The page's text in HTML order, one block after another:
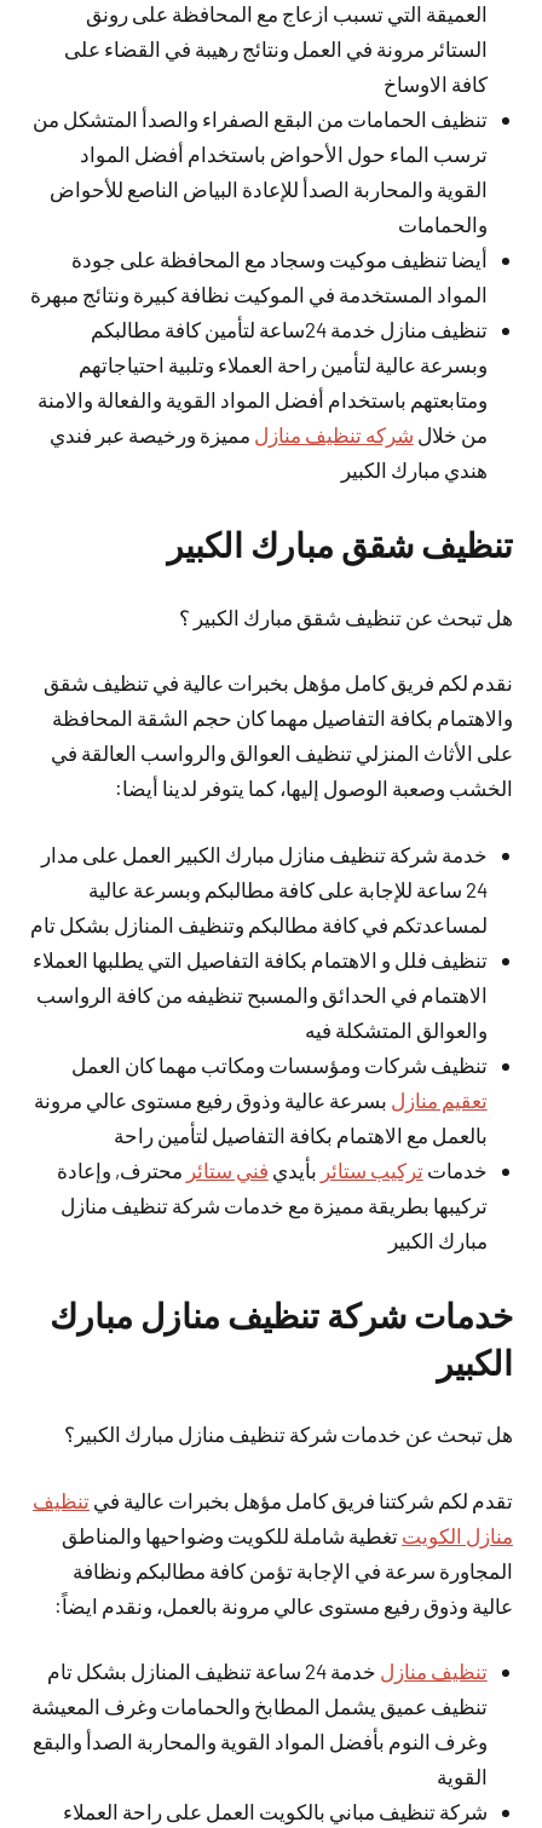
العميقة التي تسبب ازعاج مع المحافظة على رونق
الستائر مرونة في العمل ونتائج رهيبة في القضاء على
كافة الاوساخ
تنظيف الحمامات من البقع الصفراء والصدأ المتشكل من
ترسب الماء حول الأحواض باستخدام أفضل المواد
القوية والمحاربة الصدأ للإعادة البياض الناصع للأحواض
والحمامات
أيضا تنظيف موكيت وسجاد مع المحافظة على جودة
المواد المستخدمة في الموكيت نظافة كبيرة ونتائج مبهرة
تنظيف منازل خدمة 24ساعة لتأمين كافة مطالبكم
وبسرعة عالية لتأمين راحة العملاء وتلبية احتياجاتهم
ومتابعتهم باستخدام أفضل المواد القوية والفعالة والامنة
من خلال شركه تنظيف منازل مميزة ورخيصة عبر فندي
هندي مبارك الكبير
تنظيف شقق مبارك الكبير
هل تبحث عن تنظيف شقق مبارك الكبير ؟
نقدم لكم فريق كامل مؤهل بخبرات عالية في تنظيف شقق
والاهتمام بكافة التفاصيل مهما كان حجم الشقة المحافظة
على الأثاث المنزلي تنظيف العوالق والرواسب العالقة في
الخشب وصعبة الوصول إليها، كما يتوفر لدينا أيضا:
خدمة شركة تنظيف منازل مبارك الكبير العمل على مدار
24 ساعة للإجابة على كافة مطالبكم وبسرعة عالية
لمساعدتكم في كافة مطالبكم وتنظيف المنازل بشكل تام
تنظيف فلل و الاهتمام بكافة التفاصيل التي يطلبها العملاء
الاهتمام في الحدائق والمسبح تنظيفه من كافة الرواسب
والعوالق المتشكلة فيه
تنظيف شركات ومؤسسات ومكاتب مهما كان العمل
تعقيم منازل بسرعة عالية وذوق رفيع مستوى عالي مرونة
بالعمل مع الاهتمام بكافة التفاصيل لتأمين راحة
خدماتتركيب ستائر بأيدي فني ستائر محترف, وإعادة
تركيبها بطريقة مميزة مع خدمات شركة تنظيف منازل
مبارك الكبير
خدمات شركة تنظيف منازل مبارك
الكبير
هل تبحث عن خدمات شركة تنظيف منازل مبارك الكبير؟
تقدم لكم شركتنا فريق كامل مؤهل بخبرات عالية في تنظيف
منازل الكويت تغطية شاملة للكويت وضواحيها والمناطق
المجاورة سرعة في الإجابة تؤمن كافة مطالبكم ونظافة
عالية وذوق رفيع مستوى عالي مرونة بالعمل، ونقدم ايضاً:
تنظيف منازل
خدمة 24 ساعة تنظيف المنازل بشكل تام
تنظيف عميق يشمل المطابخ والحمامات وغرف المعيشة
وغرف النوم بأفضل المواد القوية والمحاربة الصدأ والبقع
القوية
شركة تنظيف مباني بالكويت العمل على راحة العملاء